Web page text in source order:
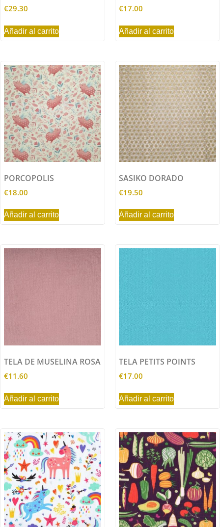
€29.30
Añadir al carrito
€17.00
Añadir al carrito
PORCOPOLIS
€18.00
Añadir al carrito
SASIKO DORADO
€19.50
Añadir al carrito
TELA DE MUSELINA ROSA
€11.60
Añadir al carrito
TELA PETITS POINTS
€17.00
Añadir al carrito